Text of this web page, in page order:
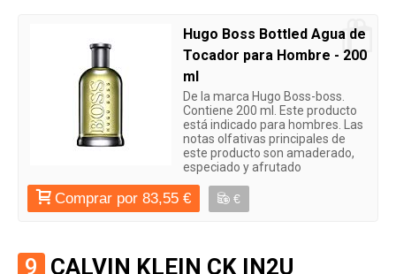
Hugo Boss Bottled Agua de
Tocador para Hombre - 200
ml
De la marca Hugo Boss-boss.
Contiene 200 ml. Este producto
está indicado para hombres. Las
notas olfativas principales de
este producto son amaderado,
especiado y afrutado
Comprar por 83,55 € €
9 CALVIN KLEIN CK IN2U